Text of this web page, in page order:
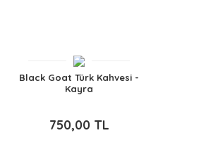
Black Goat Türk Kahvesi -
Kayra
750,00 TL